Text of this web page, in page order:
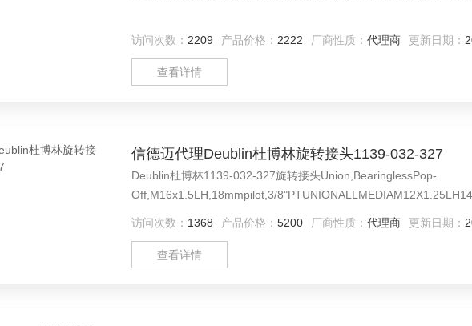
访问次数： 2209 产品价格： 2222 厂商性质： 代理商 更新日期：
查看详情
信德迈代理Deublin杜博林旋转接头1139-032-327
Deublin杜博林1139-032-327旋转接头Union,BearinglessPop-
Off,M16x1.5LH,18mmpilot,3/
访问次数： 1368 产品价格： 5200 厂商性质： 代理商 更新日期：
查看详情